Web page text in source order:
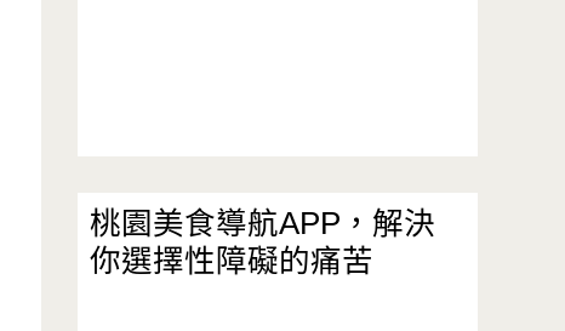
桃園美食導航APP，解決
你選擇性障礙的痛苦